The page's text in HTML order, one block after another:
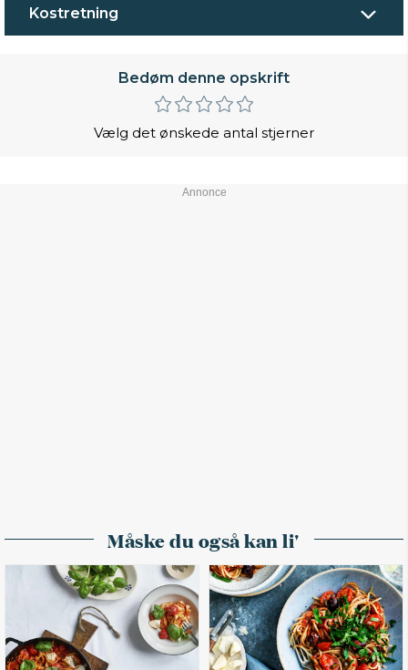
Kostretning
Bedøm denne opskrift
Vælg det ønskede antal stjerner
Måske du også kan li'